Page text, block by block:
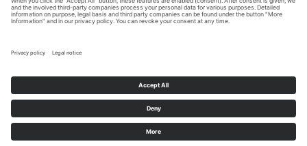
Gegevensbescherming sociale media
Tourismusverband Biggesee-Listersee
Cookie-Einstellungen